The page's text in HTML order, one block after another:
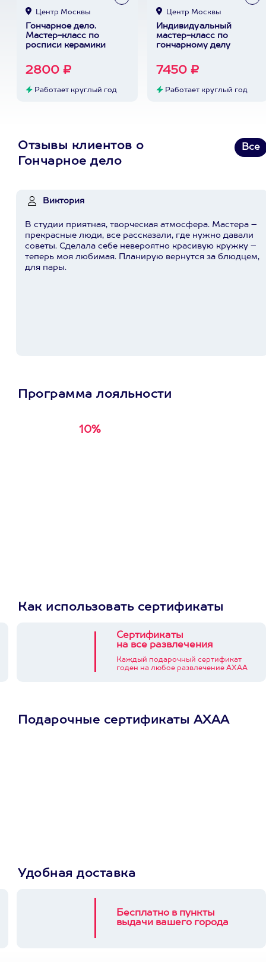
Центр Москвы
Гончарное дело.
Мастер-класс по
росписи керамики
2800 ₽
Работает круглый год
Центр Москвы
Индивидуальный
мастер-класс по
гончарному делу
7450 ₽
Работает круглый год
Отзывы клиентов о
Гончарное дело
Все
Виктория
В студии приятная, творческая атмосфера. Мастера –
прекрасные люди, все рассказали, где нужно давали
советы. Сделала себе невероятно красивую кружку –
теперь моя любимая. Планирую вернутся за блюдцем,
для пары.
Программа лояльности
10%
Как использовать сертификаты
Сертификаты
на все развлечения
Каждый подарочный сертификат
годен на любое развлечение АХАА
Подарочные сертификаты АХАА
Удобная доставка
Бесплатно в пункты
выдачи вашего города